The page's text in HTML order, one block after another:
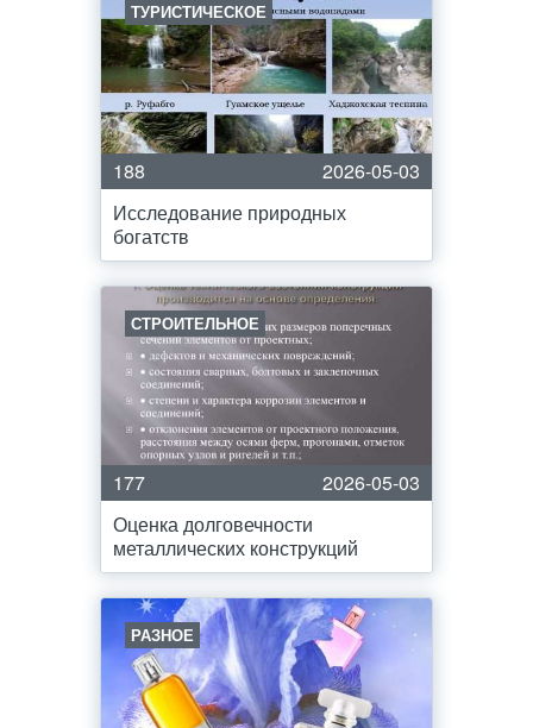
ТУРИСТИЧЕСКОЕ
188
2026-05-03
Исследование природных
богатств
СТРОИТЕЛЬНОЕ
177
2026-05-03
Оценка долговечности
металлических конструкций
РАЗНОЕ